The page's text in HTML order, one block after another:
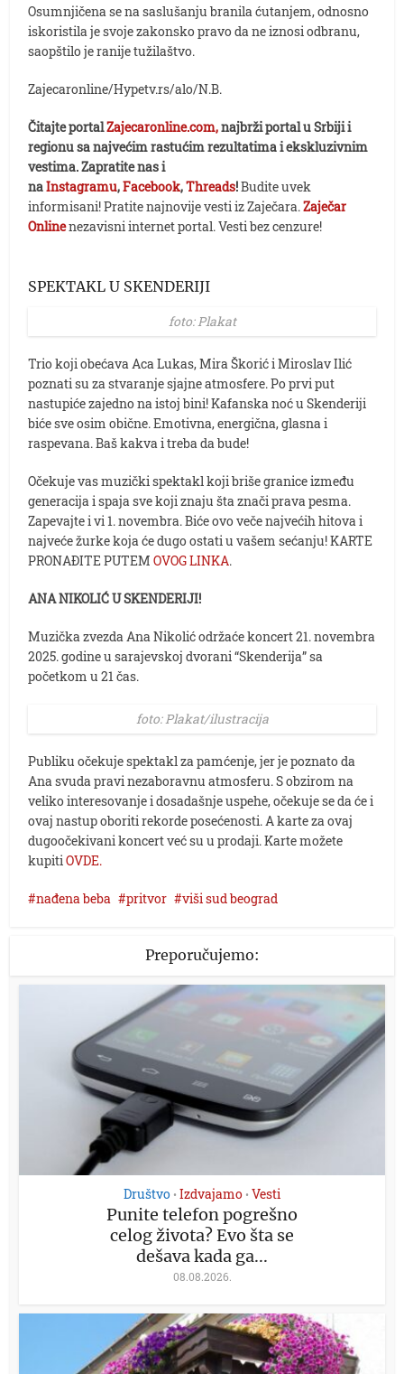
Osumnjičena se na saslušanju branila ćutanjem, odnosno
iskoristila je svoje zakonsko pravo da ne iznosi odbranu,
saopštilo je ranije tužilaštvo.
Zajecaronline/Hypetv.rs/alo/N.B.
Čitajte portalZajecaronline.com,najbrži portal u Srbiji i
regionu sa najvećim rastućim rezultatima i ekskluzivnim
vestima. Zapratite nas i
naInstagramu,Facebook,Threads!Budite uvek
informisani! Pratite najnovije vesti iz Zaječara.Zaječar
Onlinenezavisni internet portal. Vesti bez cenzure!
SPEKTAKL U SKENDERIJI
foto: Plakat
Trio koji obećava Aca Lukas, Mira Škorić i Miroslav Ilić
poznati su za stvaranje sjajne atmosfere. Po prvi put
nastupiće zajedno na istoj bini! Kafanska noć u Skenderiji
biće sve osim obične. Emotivna, energična, glasna i
raspevana. Baš kakva i treba da bude!
Očekuje vas muzički spektakl koji briše granice između
generacija i spaja sve koji znaju šta znači prava pesma.
Zapevajte i vi 1. novembra. Biće ovo veče najvećih hitova i
najveće žurke koja će dugo ostati u vašem sećanju! KARTE
PRONAĐITE PUTEMOVOG LINKA.
ANA NIKOLIĆ U SKENDERIJI!
Muzička zvezda Ana Nikolić održaće koncert 21. novembra
2025. godine u sarajevskoj dvorani “Skenderija” sa
početkom u 21 čas.
foto: Plakat/ilustracija
Publiku očekuje spektakl za pamćenje, jer je poznato da
Ana svuda pravi nezaboravnu atmosferu. S obzirom na
veliko interesovanje i dosadašnje uspehe, očekuje se da će i
ovaj nastup oboriti rekorde posećenosti. A karte za ovaj
dugoočekivani koncert već su u prodaji. Karte možete
kupitiOVDE.
nađena beba pritvor viši sud beograd
Preporučujemo:
Društvo • Izdvajamo • Vesti
Punite telefon pogrešno
celog života? Evo šta se
dešava kada ga...
08.08.2026.